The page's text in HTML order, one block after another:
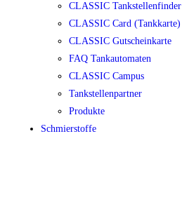
CLASSIC Tankstellenfinder
CLASSIC Card (Tankkarte)
CLASSIC Gutscheinkarte
FAQ Tankautomaten
CLASSIC Campus
Tankstellenpartner
Produkte
Schmierstoffe